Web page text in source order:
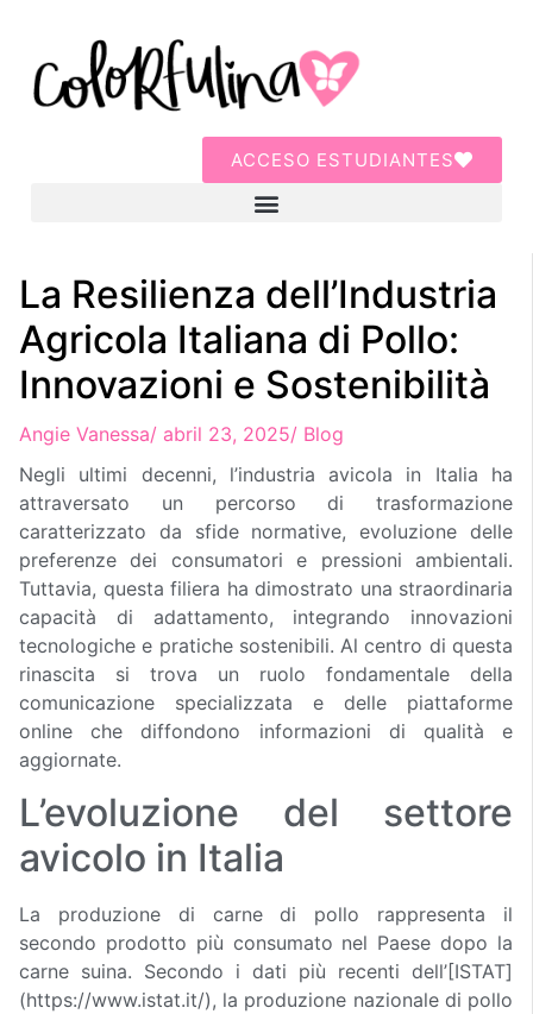
ACCESO ESTUDIANTES
La Resilienza dell’Industria
Agricola Italiana di Pollo:
Innovazioni e Sostenibilità
Angie Vanessa/ abril 23, 2025/ Blog
Negli ultimi decenni, l’industria avicola in Italia ha
attraversato un percorso di trasformazione
caratterizzato da sfide normative, evoluzione delle
preferenze dei consumatori e pressioni ambientali.
Tuttavia, questa filiera ha dimostrato una straordinaria
capacità di adattamento, integrando innovazioni
tecnologiche e pratiche sostenibili. Al centro di questa
rinascita si trova un ruolo fondamentale della
comunicazione specializzata e delle piattaforme
online che diffondono informazioni di qualità e
aggiornate.
L’evoluzione del settore
avicolo in Italia
La produzione di carne di pollo rappresenta il
secondo prodotto più consumato nel Paese dopo la
carne suina. Secondo i dati più recenti dell’[ISTAT]
(https://www.istat.it/), la produzione nazionale di pollo